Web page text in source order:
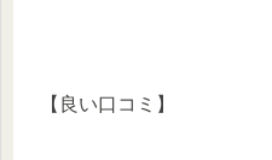
【良い口コミ】